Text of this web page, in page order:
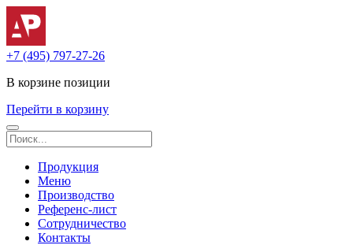
+7 (495) 797-27-26
В корзине позиции
Перейти в корзину
Продукция
Меню
Производство
Референс-лист
Сотрудничество
Контакты